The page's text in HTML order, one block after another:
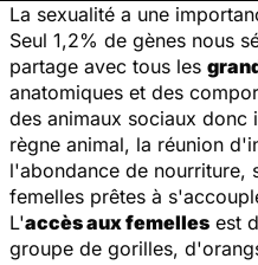
La sexualité a une
Seul 1,2% de gènes nous
partage avec tous les
anatomiques et des
des animaux sociaux donc
règne animal, la réunion
l'abondance de nourriture,
femelles prêtes à
L'accès aux femelles est
groupe de gorilles,